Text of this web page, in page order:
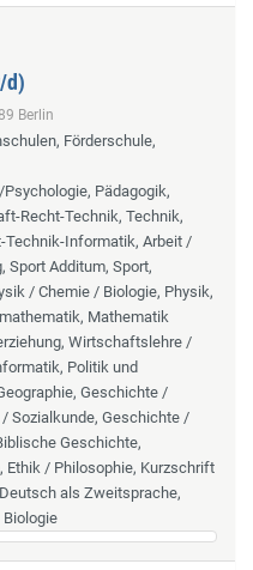
d)
Berlin
Förderschule,
Pädagogik,
Recht-Technik, Technik,
Technik-Informatik, Arbeit /
Sport Additum, Sport,
/ Chemie / Biologie, Physik,
Mathematik
Wirtschaftslehre /
Politik und
Geschichte /
Sozialkunde, Geschichte /
Geschichte,
/ Philosophie, Kurzschrift
als Zweitsprache,
Biologie